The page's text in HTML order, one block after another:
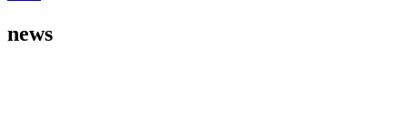
news